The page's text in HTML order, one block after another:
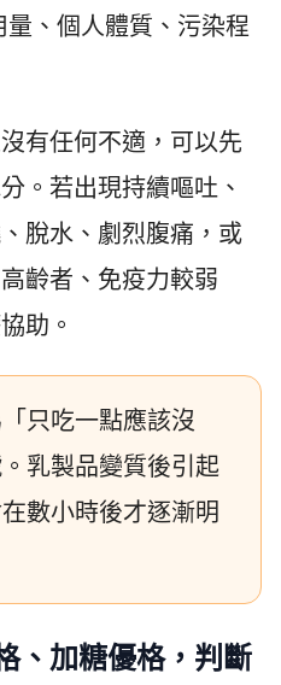
、個人體質、污染程
有任何不適，可以先
。若出現持續嘔吐、
脫水、劇烈腹痛，或
齡者、免疫力較弱
助。
只吃一點應該沒
乳製品變質後引起
數小時後才逐漸明
、加糖優格，判斷